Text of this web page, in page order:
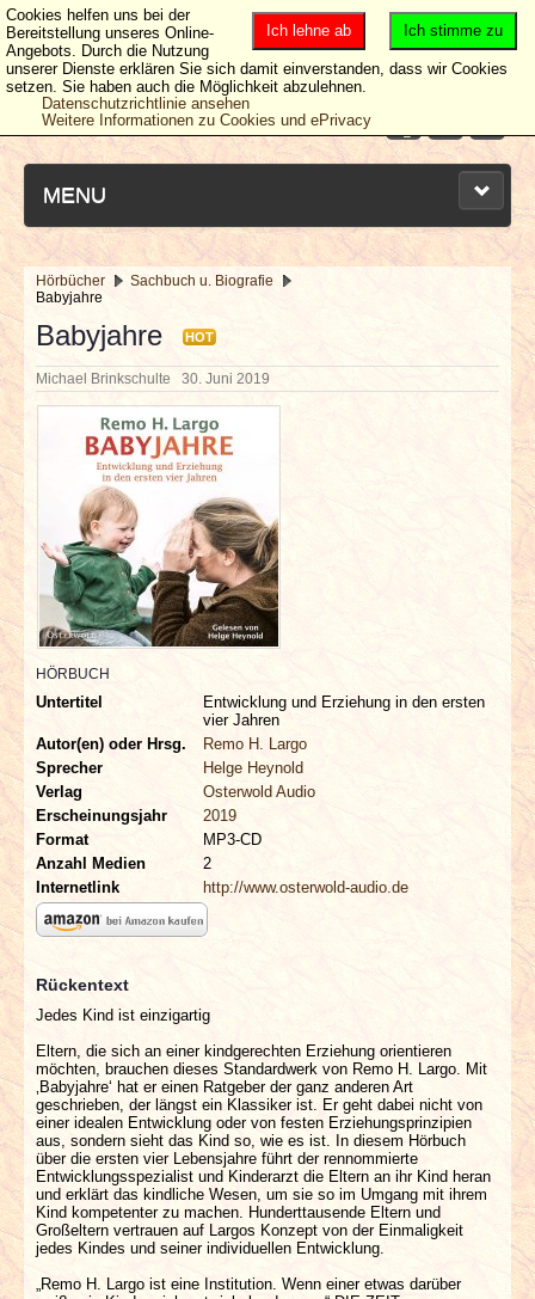
MENU
NEUESTE ARTIKEL
NEWS & DATES
BERICHTE
VERLOSUNGEN
INTERVIEWS
SPECIALS
REDAKTION
LINKS
ARCHIV
Hörbücher
Sachbuch u. Biografie
Babyjahre
Babyjahre HOT
Michael Brinkschulte 30. Juni 2019
HÖRBUCH
Untertitel
Entwicklung und Erziehung in den ersten
vier Jahren
Autor(en) oder Hrsg.
Remo H. Largo
Sprecher
Helge Heynold
Verlag
Osterwold Audio
Erscheinungsjahr
2019
Format
MP3-CD
Anzahl Medien
2
Internetlink
http://www.osterwold-audio.de
Rückentext
Jedes Kind ist einzigartig
Eltern, die sich an einer kindgerechten Erziehung orientieren
möchten, brauchen dieses Standardwerk von Remo H. Largo. Mit
‚Babyjahre‘ hat er einen Ratgeber der ganz anderen Art
geschrieben, der längst ein Klassiker ist. Er geht dabei nicht von
einer idealen Entwicklung oder von festen Erziehungsprinzipien
aus, sondern sieht das Kind so, wie es ist. In diesem Hörbuch
über die ersten vier Lebensjahre führt der rennommierte
Entwicklungsspezialist und Kinderarzt die Eltern an ihr Kind heran
und erklärt das kindliche Wesen, um sie so im Umgang mit ihrem
Kind kompetenter zu machen. Hunderttausende Eltern und
Großeltern vertrauen auf Largos Konzept von der Einmaligkeit
jedes Kindes und seiner individuellen Entwicklung.
„Remo H. Largo ist eine Institution. Wenn einer etwas darüber
Ich stimme zu
Ich lehne ab
Cookies helfen uns bei der
Bereitstellung unseres Online-
Angebots. Durch die Nutzung
unserer Dienste erklären Sie sich damit einverstanden, dass wir Cookies
setzen. Sie haben auch die Möglichkeit abzulehnen.
Datenschutzrichtlinie ansehen
Weitere Informationen zu Cookies und ePrivacy